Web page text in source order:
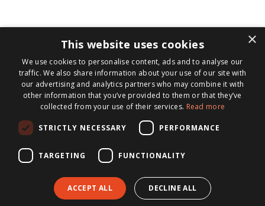
CONTACT
Postadres
Postbus 313
×
This website uses cookies
We use cookies to personalise content, ads and to analyse our
traffic. We also share information about your use of our site with
our advertising and analytics partners who may combine it with
other information that you’ve provided to them or that they’ve
collected from your use of their services. Read more
STRICTLY NECESSARY PERFORMANCE
TARGETING FUNCTIONALITY
ACCEPT ALL DECLINE ALL